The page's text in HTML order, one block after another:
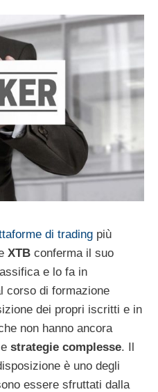
di trading più
XTB conferma il suo
e lo fa in
corso di formazione
dei propri iscritti e in
non hanno ancora
strategie complesse. Il
è uno degli
essere sfruttati dalla